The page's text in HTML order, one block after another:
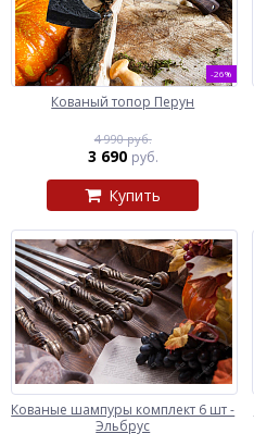
-26%
Кованый топор Перун
4 990 руб.
3 690 руб.
Купить
Кованые шампуры комплект 6 шт -
Эльбрус